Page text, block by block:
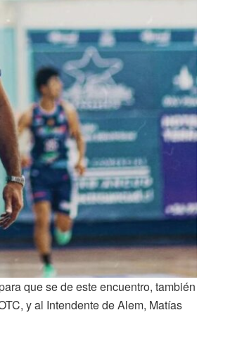
que se de este encuentro, también
y al Intendente de Alem, Matías